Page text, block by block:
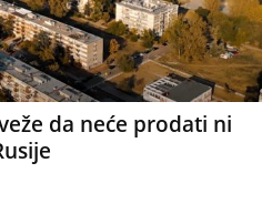
da neće prodati ni